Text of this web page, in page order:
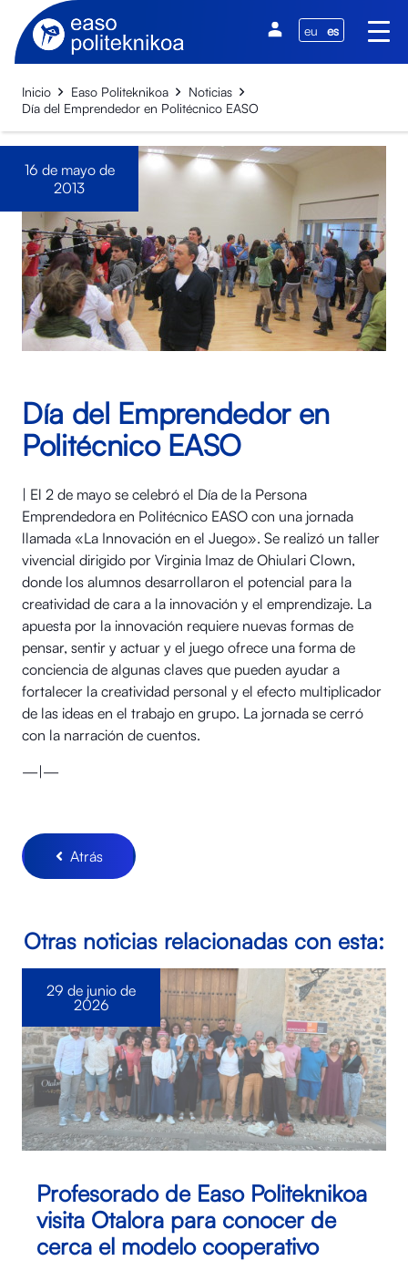
eu es
Inicio Easo Politeknikoa
Noticias
Día del Emprendedor en Politécnico EASO
16 de mayo de
2013
Día del Emprendedor en
Politécnico EASO
| El 2 de mayo se celebró el Día de la Persona
Emprendedora en Politécnico EASO con una jornada
llamada «La Innovación en el Juego». Se realizó un taller
vivencial dirigido por Virginia Imaz de Ohiulari Clown,
donde los alumnos desarrollaron el potencial para la
creatividad de cara a la innovación y el emprendizaje. La
apuesta por la innovación requiere nuevas formas de
pensar, sentir y actuar y el juego ofrece una forma de
conciencia de algunas claves que pueden ayudar a
fortalecer la creatividad personal y el efecto multiplicador
de las ideas en el trabajo en grupo. La jornada se cerró
con la narración de cuentos.
—|—
Atrás
Otras noticias relacionadas con esta:
Profesorado de Easo Politeknikoa
visita Otalora para conocer de
cerca el modelo cooperativo
29 de junio de
2026